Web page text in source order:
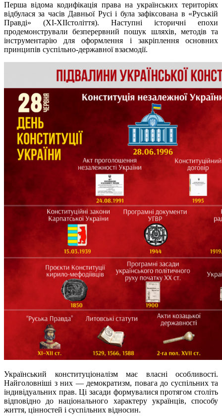
Перша відома кодифікація права на українських територіях
відбулася за часів Давньої Русі і була зафіксована в «Руській
Правді» (ХІ-ХІІстоліття). Наступні історичні епохи
продемонстрували безперервний пошук шляхів, методів та
інструментарію для оформлення і закріплення основних
принципів суспільно-державної взаємодії.
Український конституціоналізм має власні особливості.
Найголовніші з них — демократизм, повага до суспільних та
індивідуальних прав. Ці засади формувалися протягом століть
відповідно до національного характеру українців, способу
життя, цінностей і суспільних відносин.